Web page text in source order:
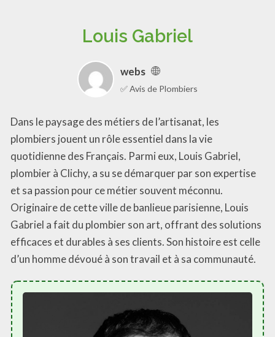
Louis Gabriel
webs
✅ Avis de Plombiers
Dans le paysage des métiers de l’artisanat, les
plombiers jouent un rôle essentiel dans la vie
quotidienne des Français. Parmi eux, Louis Gabriel,
plombier à Clichy, a su se démarquer par son expertise
et sa passion pour ce métier souvent méconnu.
Originaire de cette ville de banlieue parisienne, Louis
Gabriel a fait du plombier son art, offrant des solutions
efficaces et durables à ses clients. Son histoire est celle
d’un homme dévoué à son travail et à sa communauté.